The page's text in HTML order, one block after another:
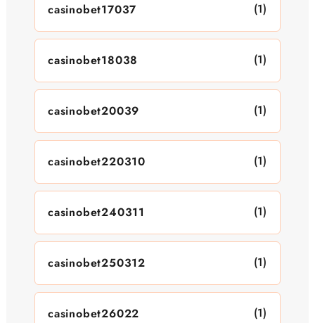
casinobet17037 (1)
casinobet18038 (1)
casinobet20039 (1)
casinobet220310 (1)
casinobet240311 (1)
casinobet250312 (1)
casinobet26022 (1)